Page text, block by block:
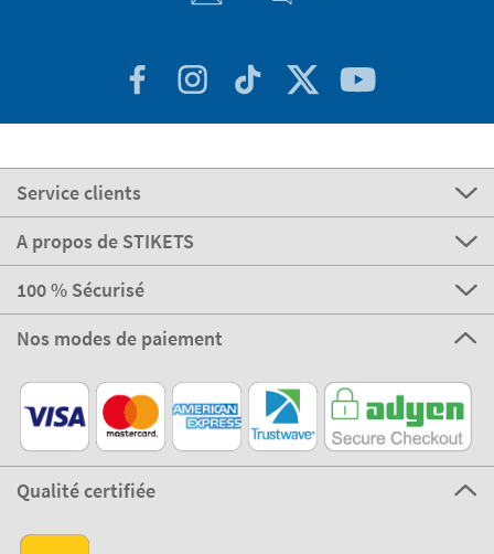
Service clients
A propos de STIKETS
100 % Sécurisé
Nos modes de paiement
Qualité certifiée